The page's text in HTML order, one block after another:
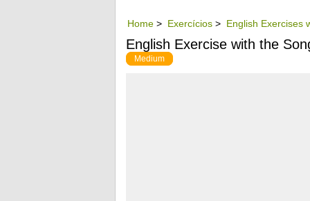
Home > Exercícios > English Exercises
English Exercise with the
Medium